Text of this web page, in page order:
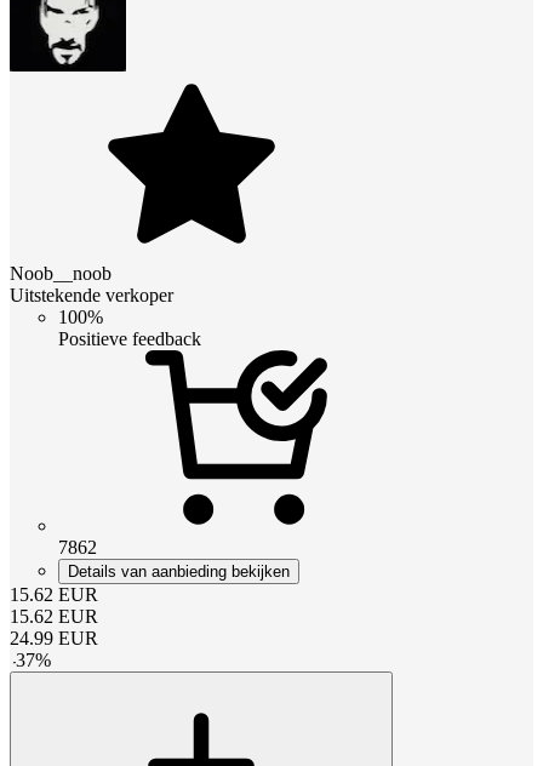
Noob__noob
Uitstekende verkoper
100%
Positieve feedback
7862
Details van aanbieding bekijken
15.62 EUR
15.62 EUR
24.99 EUR
-37%